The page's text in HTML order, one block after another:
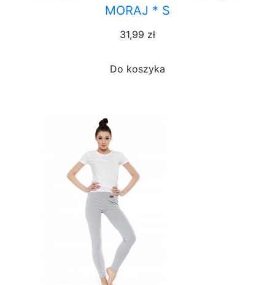
MORAJ * S
31,99 zł
Do koszyka